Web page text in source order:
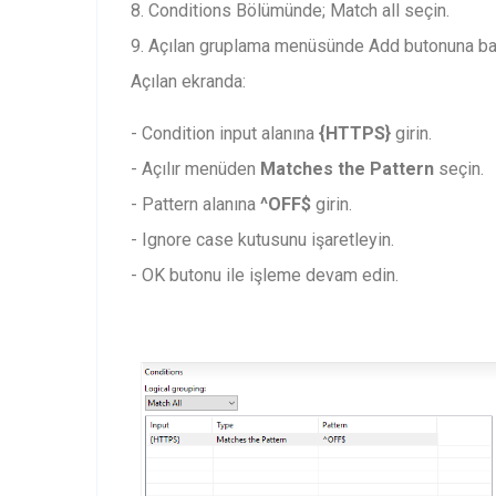
8. Conditions Bölümünde; Match all seçin.
9. Açılan gruplama menüsünde Add butonuna
Açılan ekranda:
- Condition input alanına {HTTPS} girin.
- Açılır menüden Matches the Pattern seçin.
- Pattern alanına ^OFF$ girin.
- Ignore case kutusunu işaretleyin.
- OK butonu ile işleme devam edin.